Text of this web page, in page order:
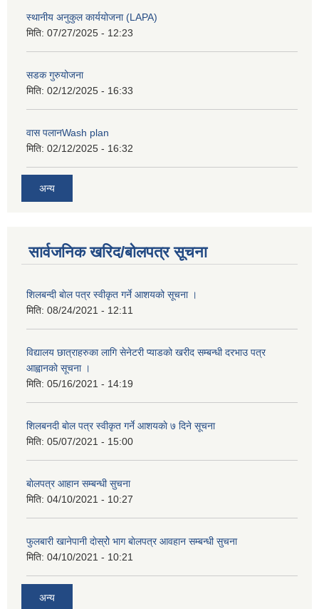
स्थानीय अनुकुल कार्ययोजना (LAPA)
मिति: 07/27/2025 - 12:23
सडक गुरुयोजना
मिति: 02/12/2025 - 16:33
वास पलानWash plan
मिति: 02/12/2025 - 16:32
अन्य
सार्वजनिक खरिद/बोलपत्र सूचना
शिलबन्दी बाेल पत्र स्वीकृत गर्ने आशयको सूचना ।
मिति: 08/24/2021 - 12:11
विद्यालय छात्राहरुका लागि सेनेटरी प्याडको खरीद सम्बन्धी दरभाउ पत्र
आह्वानकाे सूचना ।
मिति: 05/16/2021 - 14:19
शिलबनदी बाेल पत्र स्वीकृत गर्ने आशयकाे ७ दिने सूचना
मिति: 05/07/2021 - 15:00
बाेलपत्र आहान सम्बन्धी सुचना
मिति: 04/10/2021 - 10:27
फुलबारी खानेपानी दाेस्राेे भाग बाेलपत्र आवहान सम्बन्धी सुचना
मिति: 04/10/2021 - 10:21
अन्य